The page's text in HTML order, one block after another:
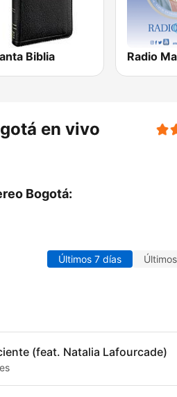
Biblia
en vivo
Bogotá:
Últimos 7 días
(feat. Natalia Lafourcade)